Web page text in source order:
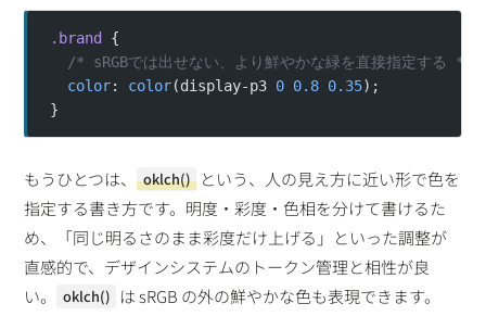
.brand
{
  /* sRGBでは出せない、より鮮やかな緑を直接指定する */
  color
: color(display-p3 0 0.8 0.35);
}
もうひとつは、 oklch() という、人の見え方に近い形で色を
指定する書き方です。明度・彩度・色相を分けて書けるた
め、「同じ明るさのまま彩度だけ上げる」といった調整が
直感的で、デザインシステムのトークン管理と相性が良
い。
oklch() は sRGB の外の鮮やかな色も表現できます。